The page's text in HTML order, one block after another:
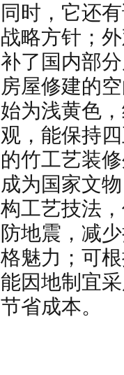
同时，它还
战略方针；
补了国内部
房屋修建的
始为浅黄色
观，能保持
的竹工艺装
成为国家文
构工艺技法
防地震，减
格魅力；可
能因地制宜
节省成本。